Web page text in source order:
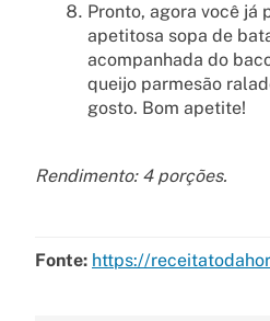
Pronto, agora você já
apetitosa sopa de
acompanhada do
queijo parmesão
gosto. Bom apetite!
Rendimento: 4 porções.
Fonte: https://